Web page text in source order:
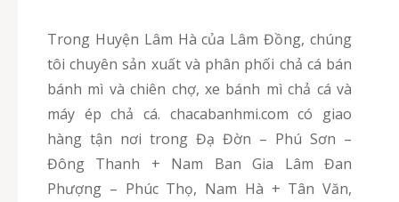
Trong Huyện Lâm Hà của Lâm Đồng, chúng
tôi chuyên sản xuất và phân phối chả cá bán
bánh mì và chiên chợ, xe bánh mì chả cá và
máy ép chả cá. chacabanhmi.com có giao
hàng tận nơi trong Đạ Đờn – Phú Sơn –
Đông Thanh + Nam Ban Gia Lâm Đan
Phượng – Phúc Thọ, Nam Hà + Tân Văn,